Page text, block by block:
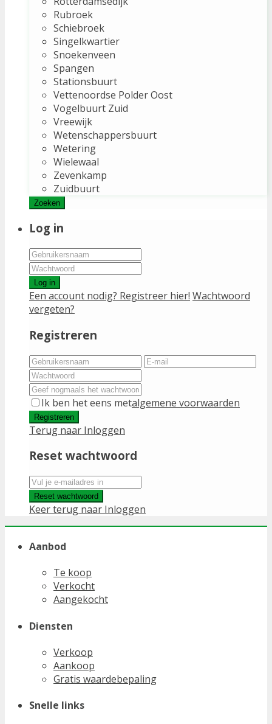
Rubroek
Schiebroek
Singelkwartier
Snoekenveen
Spangen
Stationsbuurt
Vettenoordse Polder Oost
Vogelbuurt Zuid
Vreewijk
Wetenschappersbuurt
Wetering
Wielewaal
Zevenkamp
Zuidbuurt
Zoeken
Log in
Log in
Een account nodig? Registreer hier! Wachtwoord
vergeten?
Registreren
Ik ben het eens metalgemene voorwaarden
Registreren
Terug naar Inloggen
Reset wachtwoord
Reset wachtwoord
Keer terug naar Inloggen
Aanbod
Te koop
Verkocht
Aangekocht
Diensten
Verkoop
Aankoop
Gratis waardebepaling
Snelle links